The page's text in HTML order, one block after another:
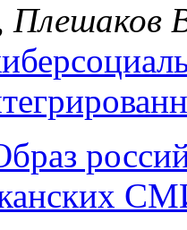
Плешаков